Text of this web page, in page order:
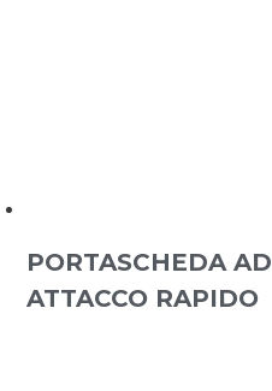
PORTASCHEDA AD
ATTACCO RAPIDO